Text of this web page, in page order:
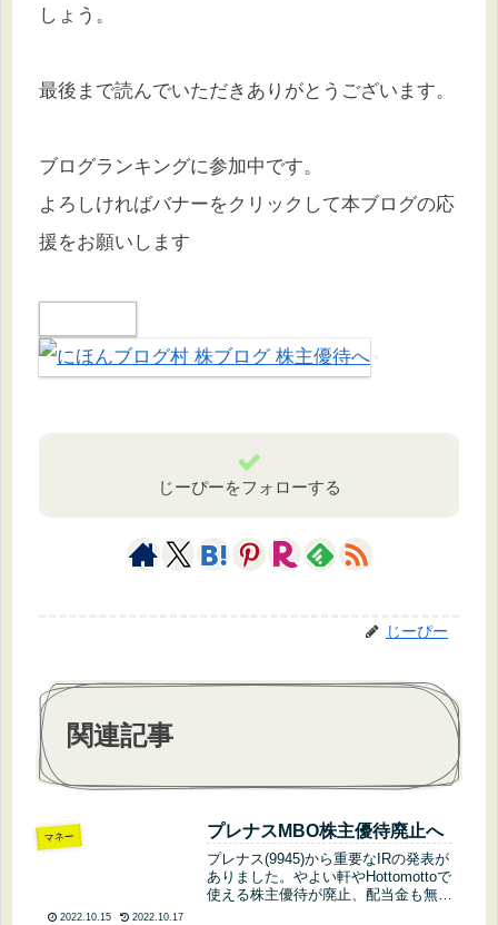
しょう。
最後まで読んでいただきありがとうございます。
ブログランキングに参加中です。
よろしければバナーをクリックして本ブログの応
援をお願いします
じーぴーをフォローする
じーぴー
関連記事
マネー プレナスMBO株主優待廃止へ
プレナス(9945)から重要なIRの発表が
ありました。やよい軒やHottomottoで
使える株主優待が廃止、配当金も無配
2022.10.15 2022.10.17